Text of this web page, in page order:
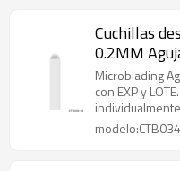
Cuchillas
0.2MM
Microblading
con EXP y